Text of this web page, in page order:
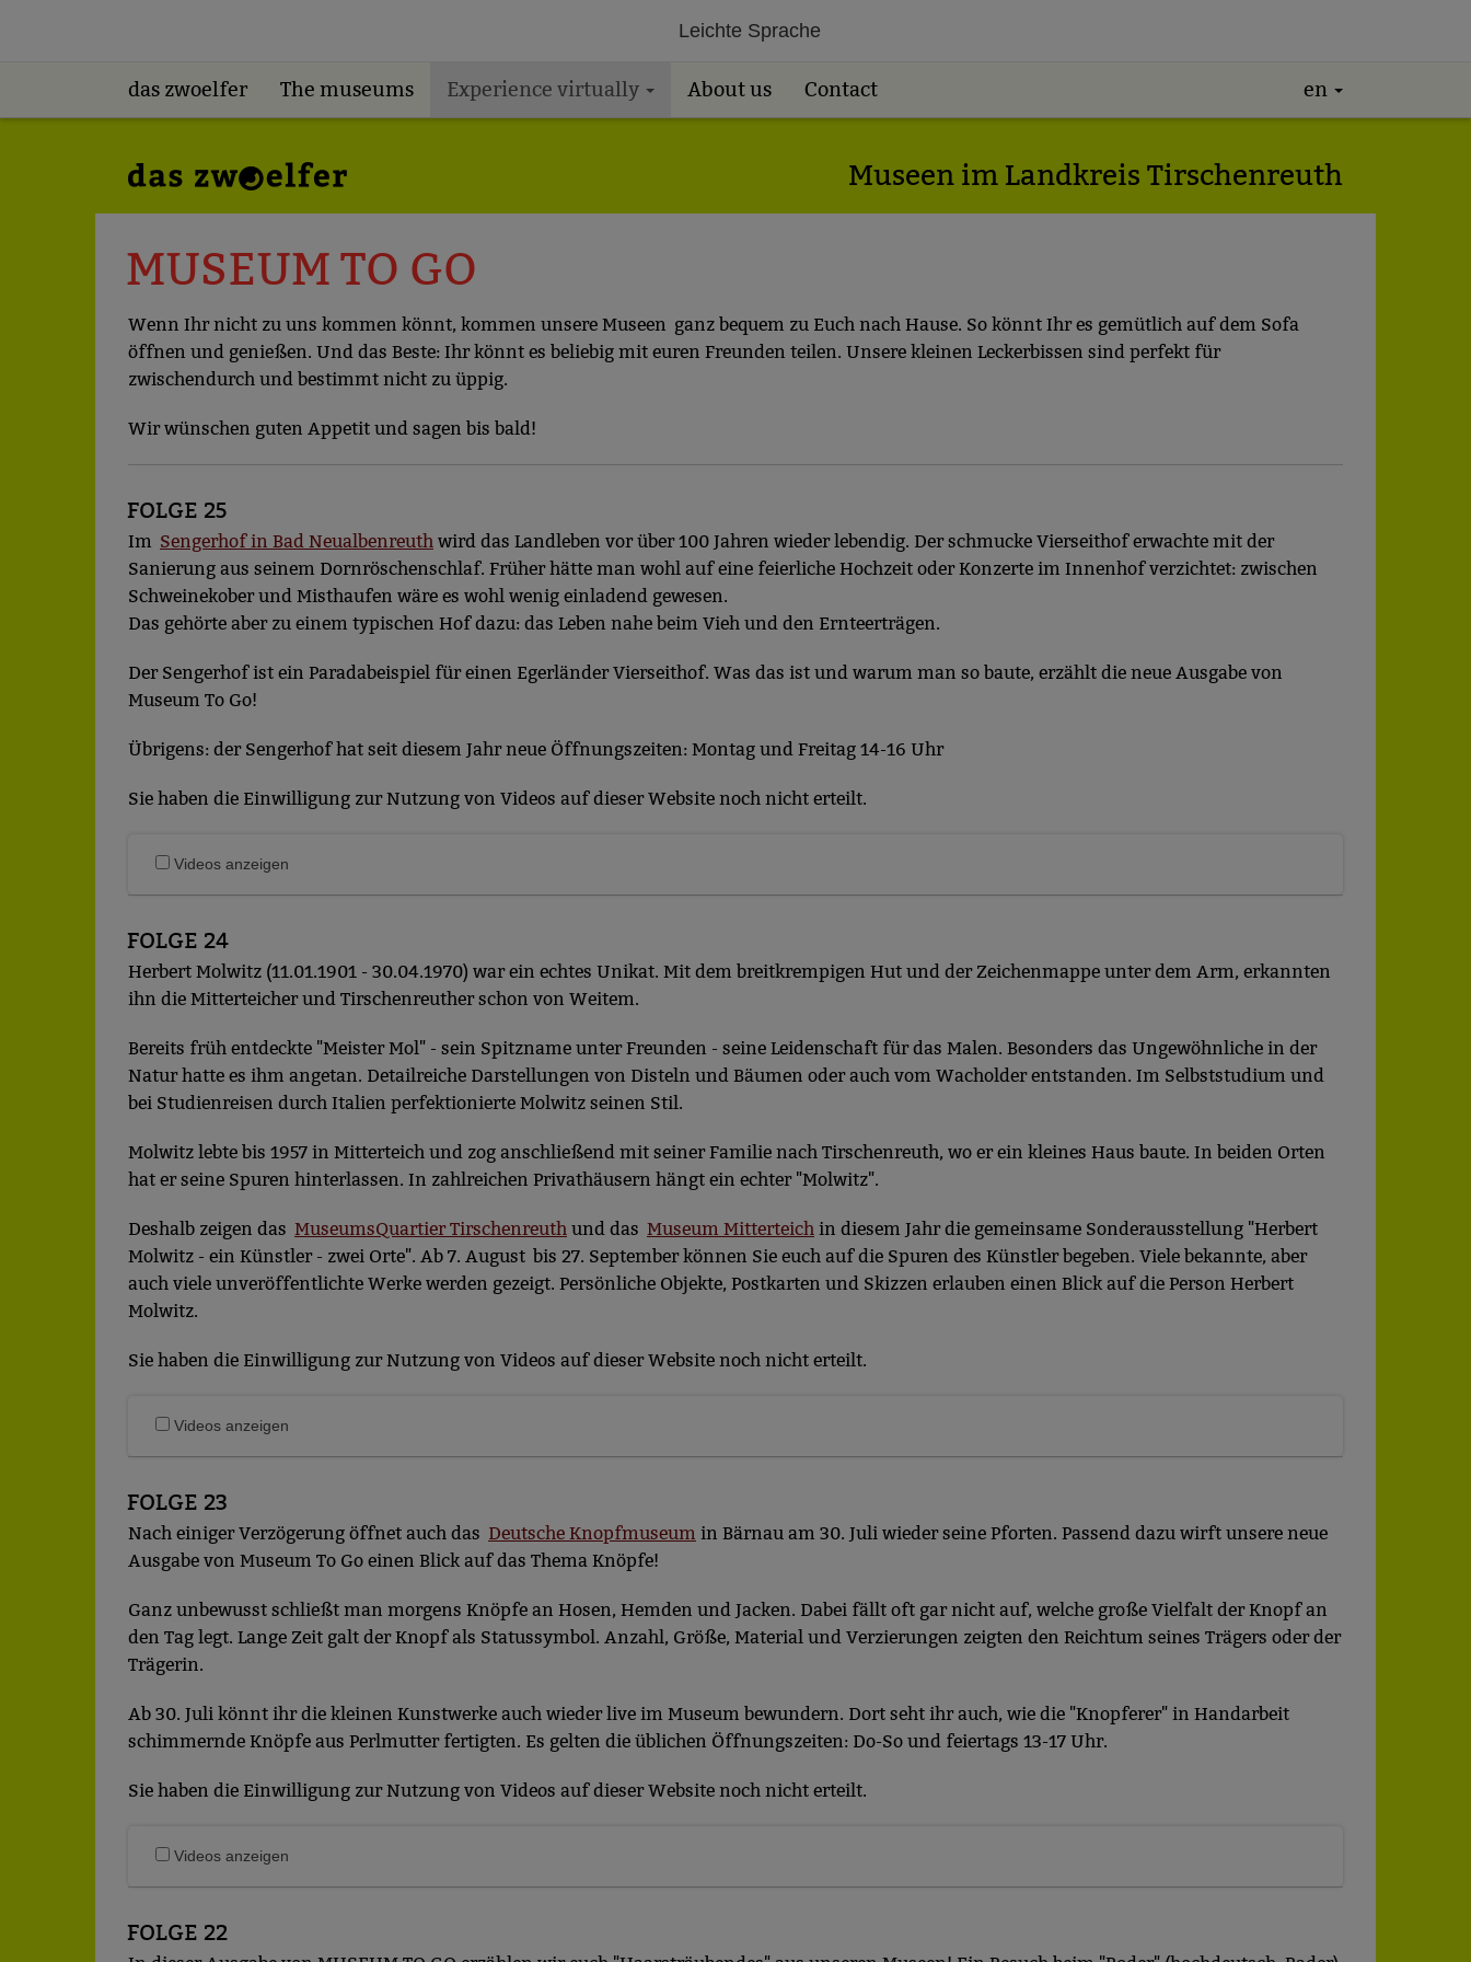
Leichte Sprache
das zwoelfer The museums Experience virtually About us Contact en
Museen im Landkreis Tirschenreuth
MUSEUM TO GO
Wenn Ihr nicht zu uns kommen könnt, kommen unsere Museen ganz bequem zu Euch nach Hause. So könnt Ihr es gemütlich auf dem Sofa
öffnen und genießen. Und das Beste: Ihr könnt es beliebig mit euren Freunden teilen. Unsere kleinen Leckerbissen sind perfekt für
zwischendurch und bestimmt nicht zu üppig.
Wir wünschen guten Appetit und sagen bis bald!
FOLGE 25
Im Sengerhof in Bad Neualbenreuth wird das Landleben vor über 100 Jahren wieder lebendig. Der schmucke Vierseithof erwachte mit der
Sanierung aus seinem Dornröschenschlaf. Früher hätte man wohl auf eine feierliche Hochzeit oder Konzerte im Innenhof verzichtet: zwischen
Schweinekober und Misthaufen wäre es wohl wenig einladend gewesen.
Das gehörte aber zu einem typischen Hof dazu: das Leben nahe beim Vieh und den Ernteerträgen.
Der Sengerhof ist ein Paradabeispiel für einen Egerländer Vierseithof. Was das ist und warum man so baute, erzählt die neue Ausgabe von
Museum To Go!
Übrigens: der Sengerhof hat seit diesem Jahr neue Öffnungszeiten: Montag und Freitag 14-16 Uhr
Sie haben die Einwilligung zur Nutzung von Videos auf dieser Website noch nicht erteilt.
Videos anzeigen
FOLGE 24
Herbert Molwitz (11.01.1901 - 30.04.1970) war ein echtes Unikat. Mit dem breitkrempigen Hut und der Zeichenmappe unter dem Arm, erkannten
ihn die Mitterteicher und Tirschenreuther schon von Weitem.
Bereits früh entdeckte "Meister Mol" - sein Spitzname unter Freunden - seine Leidenschaft für das Malen. Besonders das Ungewöhnliche in der
Natur hatte es ihm angetan. Detailreiche Darstellungen von Disteln und Bäumen oder auch vom Wacholder entstanden. Im Selbststudium und
bei Studienreisen durch Italien perfektionierte Molwitz seinen Stil.
Molwitz lebte bis 1957 in Mitterteich und zog anschließend mit seiner Familie nach Tirschenreuth, wo er ein kleines Haus baute. In beiden Orten
hat er seine Spuren hinterlassen. In zahlreichen Privathäusern hängt ein echter "Molwitz".
Deshalb zeigen das MuseumsQuartier Tirschenreuth und das Museum Mitterteich in diesem Jahr die gemeinsame Sonderausstellung "Herbert
Molwitz - ein Künstler - zwei Orte". Ab 7. August bis 27. September können Sie euch auf die Spuren des Künstler begeben. Viele bekannte, aber
auch viele unveröffentlichte Werke werden gezeigt. Persönliche Objekte, Postkarten und Skizzen erlauben einen Blick auf die Person Herbert
Molwitz.
Sie haben die Einwilligung zur Nutzung von Videos auf dieser Website noch nicht erteilt.
Videos anzeigen
FOLGE 23
Nach einiger Verzögerung öffnet auch das Deutsche Knopfmuseum in Bärnau am 30. Juli wieder seine Pforten. Passend dazu wirft unsere neue
Ausgabe von Museum To Go einen Blick auf das Thema Knöpfe!
Ganz unbewusst schließt man morgens Knöpfe an Hosen, Hemden und Jacken. Dabei fällt oft gar nicht auf, welche große Vielfalt der Knopf an
den Tag legt. Lange Zeit galt der Knopf als Statussymbol. Anzahl, Größe, Material und Verzierungen zeigten den Reichtum seines Trägers oder der
Trägerin.
Ab 30. Juli könnt ihr die kleinen Kunstwerke auch wieder live im Museum bewundern. Dort seht ihr auch, wie die "Knopferer" in Handarbeit
schimmernde Knöpfe aus Perlmutter fertigten. Es gelten die üblichen Öffnungszeiten: Do-So und feiertags 13-17 Uhr.
Sie haben die Einwilligung zur Nutzung von Videos auf dieser Website noch nicht erteilt.
Videos anzeigen
FOLGE 22